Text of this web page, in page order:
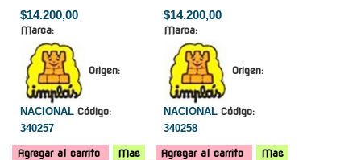
$14.200,00
Marca:
Origen:
NACIONAL Código:
340257
Agregar al carrito Mas
$14.200,00
Marca:
Origen:
NACIONAL Código:
340258
Agregar al carrito
Mas